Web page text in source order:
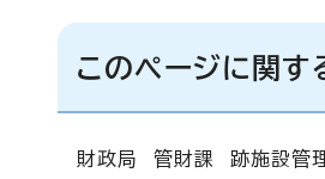
このページに関
財政局 管財課 跡施設管